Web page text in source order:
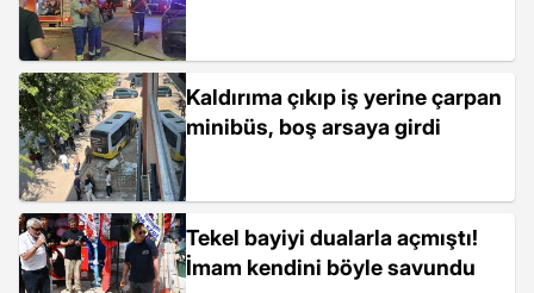
Kaldırıma çıkıp iş yerine çarpan
minibüs, boş arsaya girdi
Tekel bayiyi dualarla açmıştı!
İmam kendini böyle savundu